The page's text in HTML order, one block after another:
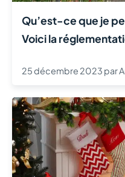
Qu’est-ce que je
Voici la
25 décembre 2023 par